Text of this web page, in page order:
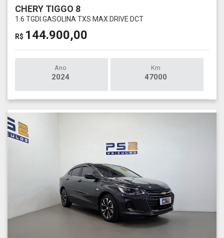
CHERY TIGGO 8
1.6 TGDI GASOLINA TXS MAX DRIVE DCT
R$ 144.900,00
Ano
2024
Km
47000